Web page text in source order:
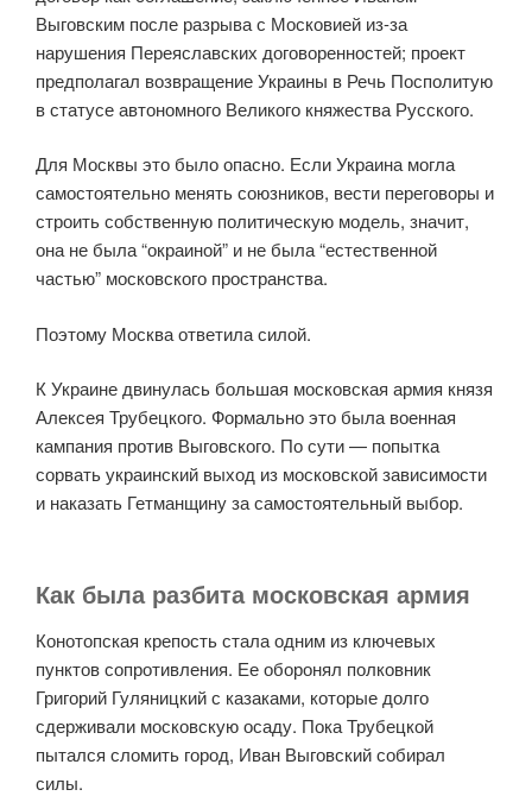
Выговским после разрыва с Московией из-за
нарушения Переяславских договоренностей; проект
предполагал возвращение Украины в Речь Посполитую
в статусе автономного Великого княжества Русского.
Для Москвы это было опасно. Если Украина могла
самостоятельно менять союзников, вести переговоры и
строить собственную политическую модель, значит,
она не была “окраиной” и не была “естественной
частью” московского пространства.
Поэтому Москва ответила силой.
К Украине двинулась большая московская армия князя
Алексея Трубецкого. Формально это была военная
кампания против Выговского. По сути — попытка
сорвать украинский выход из московской зависимости
и наказать Гетманщину за самостоятельный выбор.
Как была разбита московская армия
Конотопская крепость стала одним из ключевых
пунктов сопротивления. Ее оборонял полковник
Григорий Гуляницкий с казаками, которые долго
сдерживали московскую осаду. Пока Трубецкой
пытался сломить город, Иван Выговский собирал
силы.